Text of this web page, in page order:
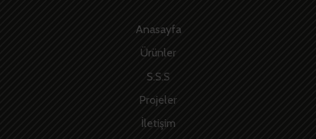
Anasayfa
Ürünler
S.S.S
Projeler
İletişim